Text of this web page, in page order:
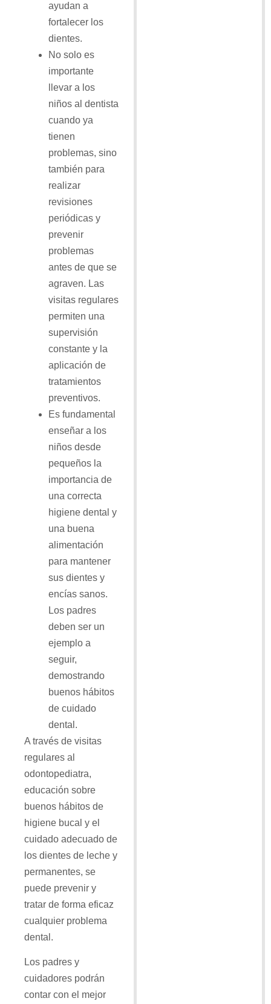
ayudan a
fortalecer los
dientes.
No solo es
importante
llevar a los
niños al dentista
cuando ya
tienen
problemas, sino
también para
realizar
revisiones
periódicas y
prevenir
problemas
antes de que se
agraven. Las
visitas regulares
permiten una
supervisión
constante y la
aplicación de
tratamientos
preventivos.
Es fundamental
enseñar a los
niños desde
pequeños la
importancia de
una correcta
higiene dental y
una buena
alimentación
para mantener
sus dientes y
encías sanos.
Los padres
deben ser un
ejemplo a
seguir,
demostrando
buenos hábitos
de cuidado
dental.
A través de visitas
regulares al
odontopediatra,
educación sobre
buenos hábitos de
higiene bucal y el
cuidado adecuado de
los dientes de leche y
permanentes, se
puede prevenir y
tratar de forma eficaz
cualquier problema
dental.
Los padres y
cuidadores podrán
contar con el mejor